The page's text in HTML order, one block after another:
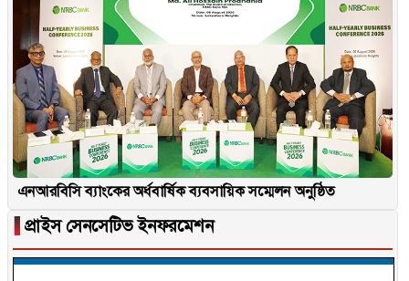
এনআরবিসি ব্যাংকের অর্ধবার্ষিক ব্যবসায়িক সম্মেলন অনুষ্ঠিত
▐ প্রাইস সেনসেটিভ ইনফরমেশন